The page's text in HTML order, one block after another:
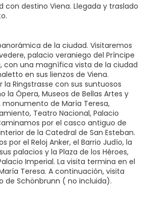
con destino Viena. Llegada y traslado
de la ciudad. Visitaremos
palacio veraniego del Príncipe
con una magnífica vista de la ciudad
en sus lienzos de Viena.
Ringstrasse con sus suntuosos
Ópera, Museos de Bellas Artes y
monumento de María Teresa,
Teatro Nacional, Palacio
por el casco antiguo de
de la Catedral de San Esteban.
por el Reloj Anker, el Barrio Judío, la
palacios y la Plaza de los Héroes,
Imperial. La visita termina en el
Teresa. A continuación, visita
de Schönbrunn ( no incluida).